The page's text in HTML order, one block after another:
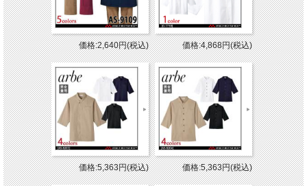
価格:2,640円(税込) 価格:4,868円(税込)
価格:5,363円(税込) 価格:5,363円(税込)